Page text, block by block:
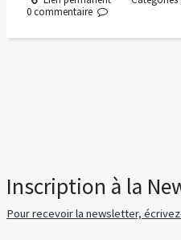
0 commentaire
Inscription à la
Pour recevoir la newsletter,